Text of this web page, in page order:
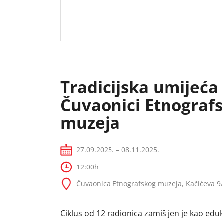
Tradicijska umijeća
Čuvaonici
muzeja
27.09.2025. – 08.11.2025.
12:00h
Čuvaonica Etnografskog muzeja, Kačićeva
Ciklus od 12 radionica zamišljen je kao